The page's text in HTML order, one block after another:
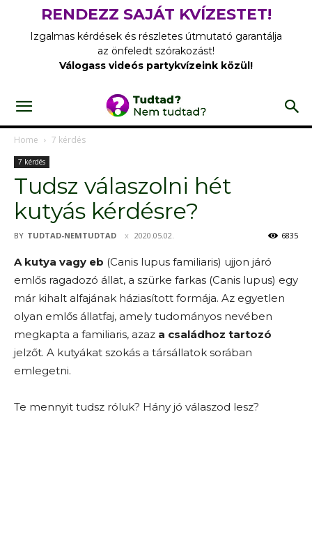
RENDEZZ SAJÁT KVÍZESTET!
Izgalmas kérdések és részletes útmutató garantálja
az önfeledt szórakozást!
Válogass videós partykvízeink közül!
Home 7 kérdés
7 kérdés
Tudsz válaszolni hét
kutyás kérdésre?
BY TUDTAD-NEMTUDTAD 2020.05.02. 6835
A kutya vagy eb (Canis lupus familiaris) ujjon járó
emlős ragadozó állat, a szürke farkas (Canis lupus) egy
már kihalt alfajának háziasított formája. Az egyetlen
olyan emlős állatfaj, amely tudományos nevében
megkapta a familiaris, azaz a családhoz tartozó
jelzőt. A kutyákat szokás a társállatok sorában
emlegetni.
Te mennyit tudsz róluk? Hány jó válaszod lesz?